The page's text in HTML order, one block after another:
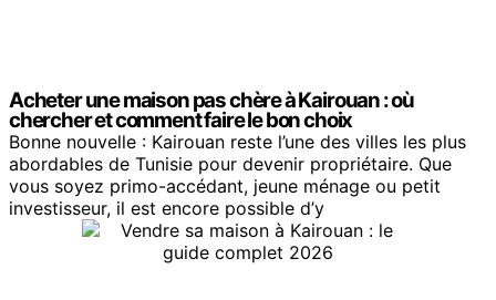
Acheter une maison pas chère à Kairouan : où
chercher et comment faire le bon choix
Bonne nouvelle : Kairouan reste l’une des villes les plus
abordables de Tunisie pour devenir propriétaire. Que
vous soyez primo-accédant, jeune ménage ou petit
investisseur, il est encore possible d’y